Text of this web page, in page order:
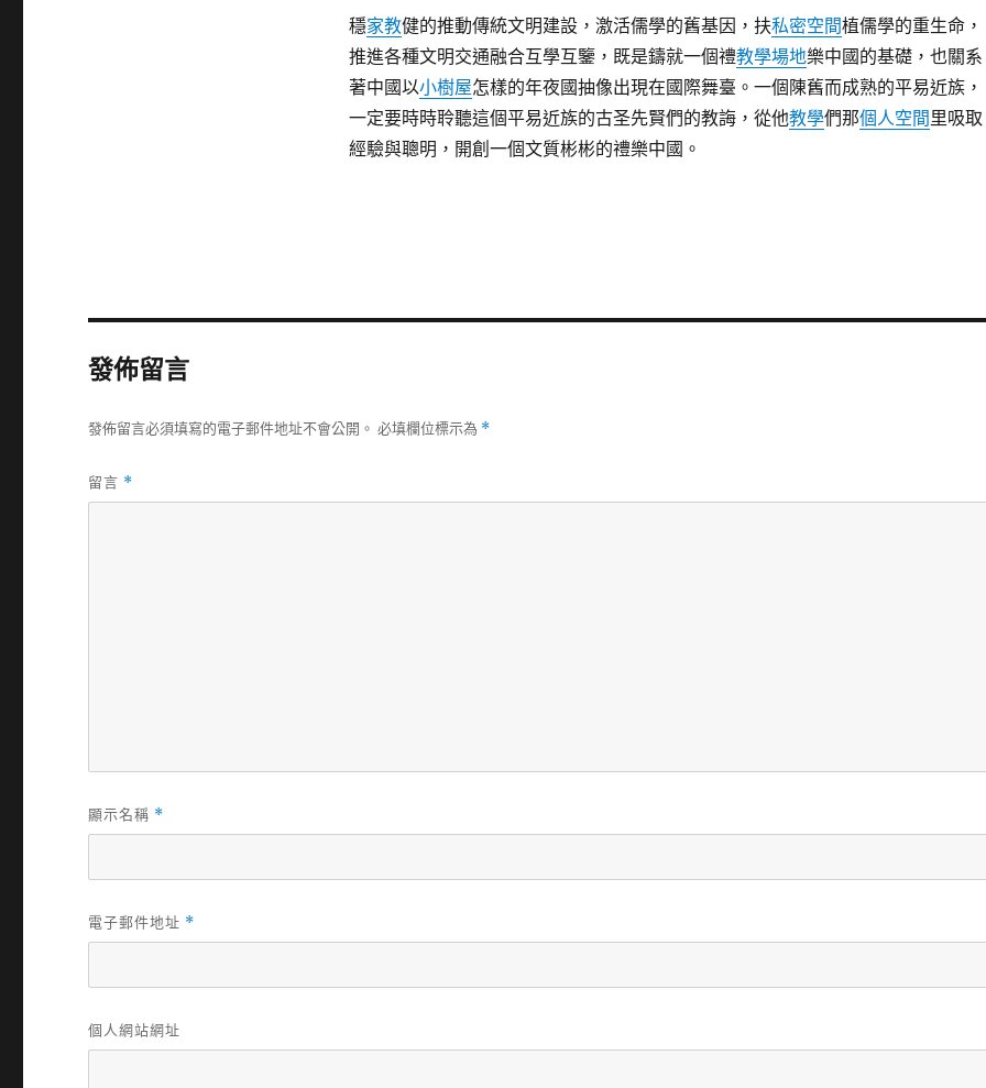
穩家教健的推動傳統文明建設，激活儒學的舊基因，扶私密空間植儒學的重生命，
推進各種文明交通融合互學互鑒，既是鑄就一個禮教學場地樂中國的基礎，也關系
著中國以小樹屋怎樣的年夜國抽像出現在國際舞臺。一個陳舊而成熟的平易近族，
一定要時時聆聽這個平易近族的古圣先賢們的教誨，從他教學們那個人空間 里吸取
經驗與聰明，開創一個文質彬彬的禮樂中國。
發佈留言
發佈留言必須填寫的電子郵件地址不會公開。 必填欄位標示為 *
留言 *
顯示名稱 *
電子郵件地址 *
個人網站網址